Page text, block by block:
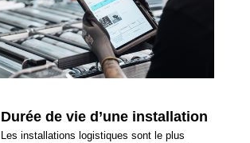
Durée de vie d’une installation
Les installations logistiques sont le plus